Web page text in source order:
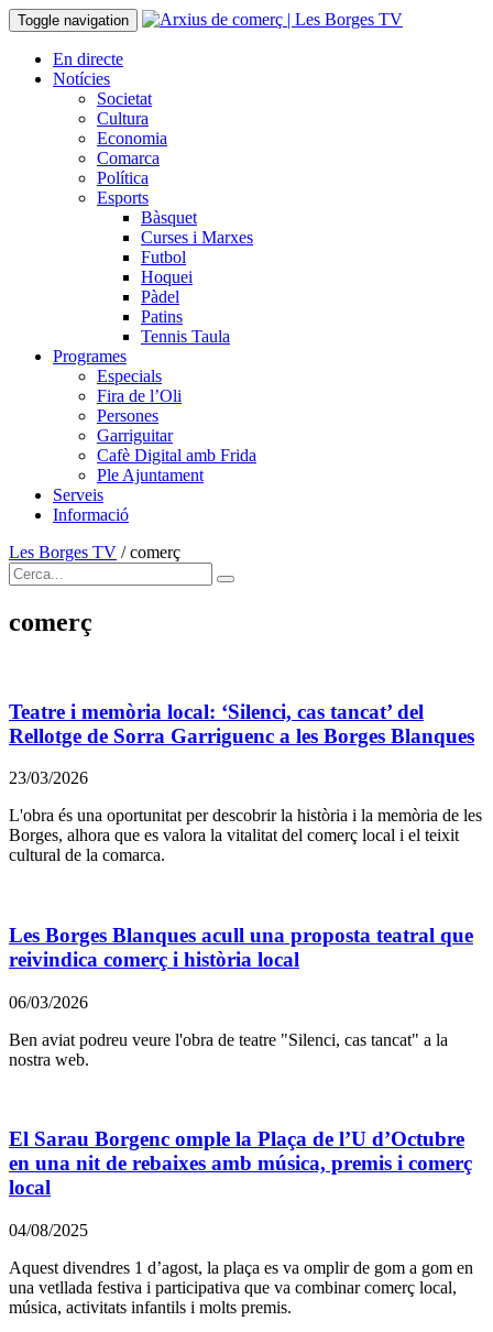
Toggle navigation
En directe
Notícies
Societat
Cultura
Economia
Comarca
Política
Esports
Bàsquet
Curses i Marxes
Futbol
Hoquei
Pàdel
Patins
Tennis Taula
Programes
Especials
Fira de l’Oli
Persones
Garriguitar
Cafè Digital amb Frida
Ple Ajuntament
Serveis
Informació
Les Borges TV /comerç
comerç
Teatre i memòria local: ‘Silenci, cas tancat’ del
Rellotge de Sorra Garriguenc a les Borges Blanques
23/03/2026
L'obra és una oportunitat per descobrir la història i la memòria de les
Borges, alhora que es valora la vitalitat del comerç local i el teixit
cultural de la comarca.
Les Borges Blanques acull una proposta teatral que
reivindica comerç i història local
06/03/2026
Ben aviat podreu veure l'obra de teatre "Silenci, cas tancat" a la
nostra web.
El Sarau Borgenc omple la Plaça de l’U d’Octubre
en una nit de rebaixes amb música, premis i comerç
local
04/08/2025
Aquest divendres 1 d’agost, la plaça es va omplir de gom a gom en
una vetllada festiva i participativa que va combinar comerç local,
música, activitats infantils i molts premis.